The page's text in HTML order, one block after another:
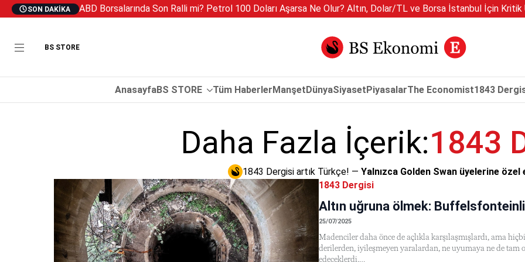
SON DAKIKA ABD Borsalarında Son Ralli mi? Petrol 100 Doları Aşarsa Ne Olur? Altın, Dolar/TL ve Borsa İstanbul İçin Kritik
BS STORE
AnasayfaBS STORE Tüm HaberlerManşetDünyaSiyasetPiyasalarThe Economist1843
Daha Fazla İçerik:1843
1843 Dergisi artık Türkçe! — Yalnızca Golden Swan üyelerine özel
Altın uğruna ölmek:
25/07/2025
1843 Dergisi
Madenciler daha önce de açlıkla karşılaşmışlardı, ama
derilerden, iyileşmeyen yaralardan, ne uyumaya ne de
edeceklerdi.…